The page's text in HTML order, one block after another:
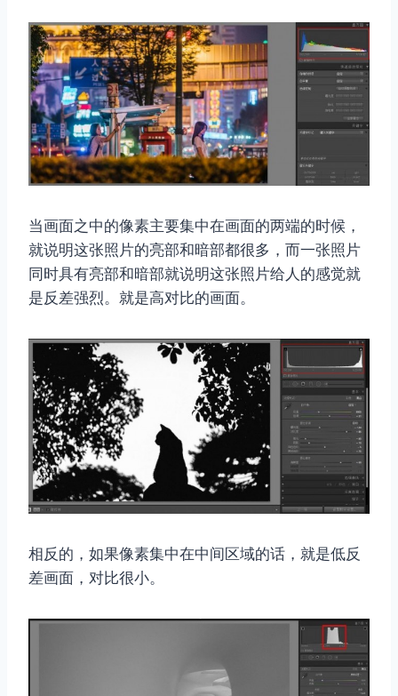
当画面之中的像素主要集中在画面的两端的时候，
就说明这张照片的亮部和暗部都很多，而一张照片
同时具有亮部和暗部就说明这张照片给人的感觉就
是反差强烈。就是高对比的画面。
相反的，如果像素集中在中间区域的话，就是低反
差画面，对比很小。